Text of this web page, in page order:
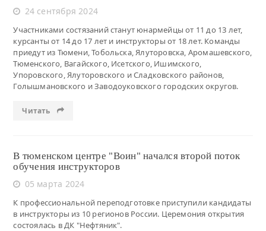
24 сентября 2024
Участниками состязаний станут юнармейцы от 11 до 13 лет,
курсанты от 14 до 17 лет и инструкторы от 18 лет. Команды
приедут из Тюмени, Тобольска, Ялуторовска, Аромашевского,
Тюменского, Вагайского, Исетского, Ишимского,
Упоровского, Ялуторовского и Сладковского районов,
Голышмановского и Заводоуковского городских округов.
Читать
В тюменском центре "Воин" начался второй поток
обучения инструкторов
05 марта 2024
К профессиональной переподготовке приступили кандидаты
в инструкторы из 10 регионов России. Церемония открытия
состоялась в ДК "Нефтяник".